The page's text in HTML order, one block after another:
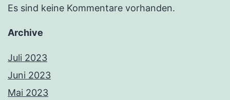
Es sind keine Kommentare vorhanden.
Archive
Juli 2023
Juni 2023
Mai 2023